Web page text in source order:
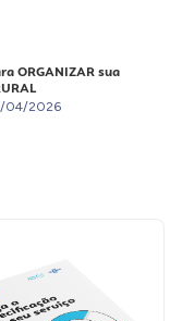
ORGANIZAR sua
04/2026